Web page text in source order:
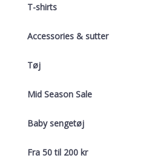
T-shirts
Accessories & sutter
Tøj
Mid Season Sale
Baby sengetøj
Fra 50 til 200 kr